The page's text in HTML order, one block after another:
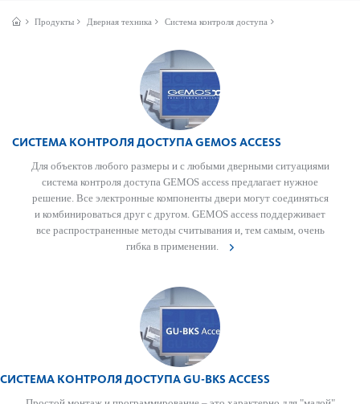
Продукты Дверная техника Система контроля доступа
СИСТЕМА КОНТРОЛЯ ДОСТУПА GEMOS ACCESS
Для объектов любого размеры и с любыми дверными ситуациями
сис­тема контроля дос­тупа GEMOS access предлагает нужное
решение. Все электронные компоненты двери могут соединяться
и комб­инироваться друг с другом. GEMOS access поддерживает
все распрос­траненные методы считывания и, тем самым, очень
гибка в применении.
СИСТЕМА КОНТРОЛЯ ДОСТУПА GU-BKS ACCESS